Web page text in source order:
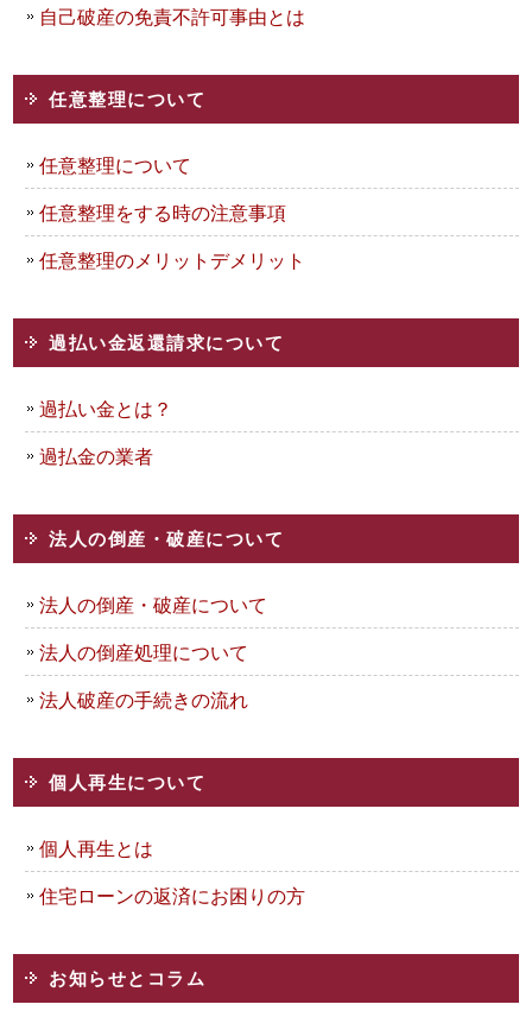
自己破産の免責不許可事由とは
任意整理について
任意整理について
任意整理をする時の注意事項
任意整理のメリットデメリット
過払い金返還請求について
過払い金とは？
過払金の業者
法人の倒産・破産について
法人の倒産・破産について
法人の倒産処理について
法人破産の手続きの流れ
個人再生について
個人再生とは
住宅ローンの返済にお困りの方
お知らせとコラム